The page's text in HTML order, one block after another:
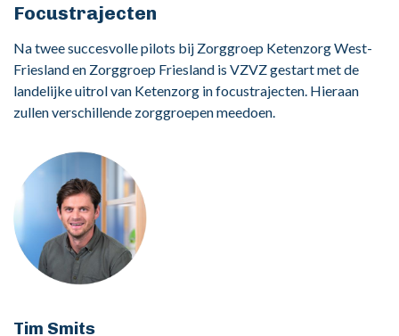
Focustrajecten
Na twee succesvolle pilots bij Zorggroep Ketenzorg West-
Friesland en Zorggroep Friesland is VZVZ gestart met de
landelijke uitrol van Ketenzorg in focustrajecten. Hieraan
zullen verschillende zorggroepen meedoen.
Tim Smits